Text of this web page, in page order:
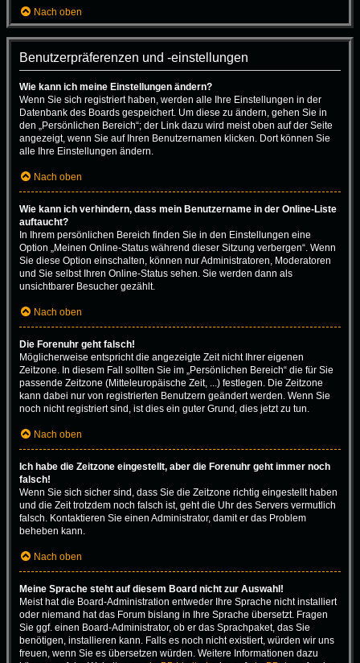
Nach oben
Benutzerpräferenzen und -einstellungen
Wie kann ich meine Einstellungen ändern?
Wenn Sie sich registriert haben, werden alle Ihre Einstellungen in der
Datenbank des Boards gespeichert. Um diese zu ändern, gehen Sie in
den „Persönlichen Bereich“; der Link dazu wird meist oben auf der Seite
angezeigt, wenn Sie auf Ihren Benutzernamen klicken. Dort können Sie
alle Ihre Einstellungen ändern.
Nach oben
Wie kann ich verhindern, dass mein Benutzername in der Online-Liste
auftaucht?
In Ihrem persönlichen Bereich finden Sie in den Einstellungen eine
Option „Meinen Online-Status während dieser Sitzung verbergen“. Wenn
Sie diese Option einschalten, können nur Administratoren, Moderatoren
und Sie selbst Ihren Online-Status sehen. Sie werden dann als
unsichtbarer Besucher gezählt.
Nach oben
Die Forenuhr geht falsch!
Möglicherweise entspricht die angezeigte Zeit nicht Ihrer eigenen
Zeitzone. In diesem Fall sollten Sie im „Persönlichen Bereich“ die für Sie
passende Zeitzone (Mitteleuropäische Zeit, ...) festlegen. Die Zeitzone
kann dabei nur von registrierten Benutzern geändert werden. Wenn Sie
noch nicht registriert sind, ist dies ein guter Grund, dies jetzt zu tun.
Nach oben
Ich habe die Zeitzone eingestellt, aber die Forenuhr geht immer noch
falsch!
Wenn Sie sich sicher sind, dass Sie die Zeitzone richtig eingestellt haben
und die Zeit trotzdem noch falsch ist, geht die Uhr des Servers vermutlich
falsch. Kontaktieren Sie einen Administrator, damit er das Problem
beheben kann.
Nach oben
Meine Sprache steht auf diesem Board nicht zur Auswahl!
Meist hat die Board-Administration entweder Ihre Sprache nicht installiert
oder niemand hat das Forum bislang in Ihre Sprache übersetzt. Fragen
Sie ggf. einen Board-Administrator, ob er das Sprachpaket, das Sie
benötigen, installieren kann. Falls es noch nicht existiert, würden wir uns
freuen, wenn Sie es übersetzen würden. Weitere Informationen dazu